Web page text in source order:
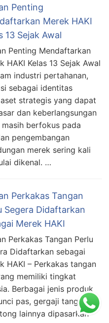
Penting
Merek HAKI
13 Sejak Awal
Penting Mendaftarkan
HAKI Kelas 13 Sejak Awal
industri pertahanan,
sebagai identitas
strategis yang dapat
dan keberlangsungan
berfokus pada
pengembangan
merek sering kali
dikenal. …
Perkakas Tangan
Segera Didaftarkan
Merek HAKI
Perkakas Tangan Perlu
Didaftarkan sebagai
HAKI – Perkakas tangan
memiliki tingkat
Berbagai jenis produk
pas, gergaji tangan,
lainnya dipasarkan